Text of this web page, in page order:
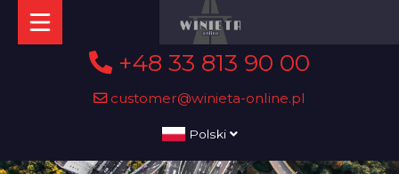
+48 33 813 90 00
customer@winieta-online.pl
Polski